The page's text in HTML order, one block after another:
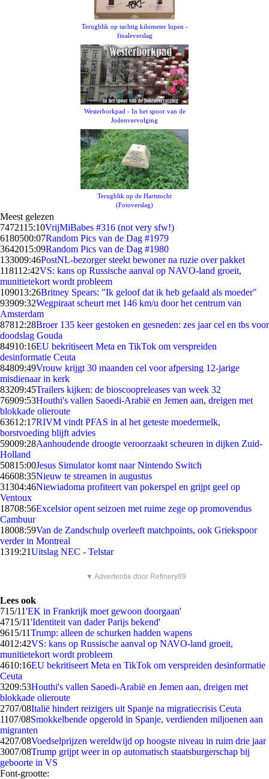
Terugblik op tachtig kilometer lopen -
finaleverslag
Westerborkpad - In het spoor van de
Jodenvervolging
Terugblik op de Hartstocht
(Fotoverslag)
Meest gelezen
7472115:10VrijMiBabes #316 (not very sfw!)
6180500:07Random Pics van de Dag #1979
3642015:09Random Pics van de Dag #1980
133009:46PostNL-bezorger steekt bewoner na ruzie over pakket
118112:42VS: kans op Russische aanval op NAVO-land groeit,
munitietekort wordt probleem
109013:26Britney Spears: "Ik geloof dat ik heb gefaald als moeder"
93909:32Wegpiraat scheurt met 146 km/u door het centrum van
Amsterdam
87812:28Broer 135 keer gestoken en gesneden: zes jaar cel en tbs voor
doodslag Gouda
84910:16EU bekritiseert Meta en TikTok om verspreiden
desinformatie Ceuta
84809:49Vrouw krijgt 30 maanden cel voor afpersing 12-jarige
misdienaar in kerk
83209:45Trailers kijken: de bioscoopreleases van week 32
76909:53Houthi's vallen Saoedi-Arabië en Jemen aan, dreigen met
blokkade olieroute
63612:17RIVM vindt PFAS in al het geteste moedermelk,
borstvoeding blijft advies
59009:28Aanhoudende droogte veroorzaakt scheuren in dijken Zuid-
Holland
50815:00Jesus Simulator komt naar Nintendo Switch
46608:35Nieuw te streamen in augustus
31304:46Niewiadoma profiteert van pokerspel en grijpt geel op
Ventoux
18708:56Excelsior opent seizoen met ruime zege op promovendus
Cambuur
18008:59Van de Zandschulp overleeft matchpoints, ook Griekspoor
verder in Montreal
1319:21Uitslag NEC - Telstar
▼ Advertentie door Refinery89
Lees ook
715/11'EK in Frankrijk moet gewoon doorgaan'
4715/11'Identiteit van dader Parijs bekend'
9615/11Trump: alleen de schurken hadden wapens
4012:42VS: kans op Russische aanval op NAVO-land groeit,
munitietekort wordt probleem
4610:16EU bekritiseert Meta en TikTok om verspreiden desinformatie
Ceuta
3209:53Houthi's vallen Saoedi-Arabië en Jemen aan, dreigen met
blokkade olieroute
2707/08Italië hindert reizigers uit Spanje na migratiecrisis Ceuta
1107/08Smokkelbende opgerold in Spanje, verdienden miljoenen aan
migranten
4207/08Voedselprijzen wereldwijd op hoogste niveau in ruim drie jaar
3007/08Trump grijpt weer in op automatisch staatsburgerschap bij
geboorte in VS
Font-grootte: